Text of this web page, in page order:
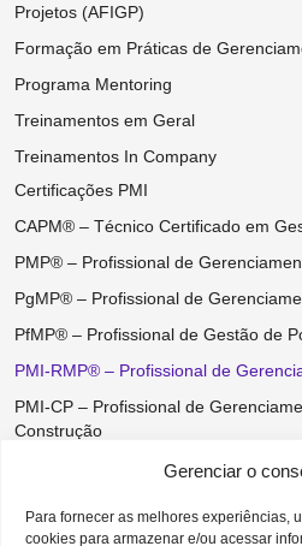
Gerenciar o
Para fornecer as melhores experiências,
cookies para armazenar e/ou acessar
Projetos (AFIGP)
Formação em Práticas de
Programa Mentoring
Treinamentos em Geral
Treinamentos In Company
Certificações PMI
CAPM® – Técnico Certificado em
PMP® – Profissional de
PgMP® – Profissional de
PfMP® – Profissional de Gestão de
PMI-RMP® – Profissional de
PMI-CP – Profissional de
Construção
PMI-ACP® – Profissional Certificado
PMO-CP® – PMO Praticante